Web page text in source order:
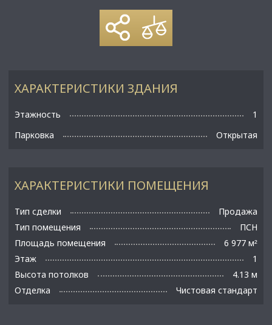
ХАРАКТЕРИСТИКИ ПОМЕЩЕНИЯ
Тип сделки
Продажа
Тип помещения
ПСН
Площадь помещения
6 977 м²
Этаж
1
Высота потолков
4.13 м
Отделка
Чистовая стандарт
ХАРАКТЕРИСТИКИ ЗДАНИЯ
Этажность
1
Парковка
Открытая